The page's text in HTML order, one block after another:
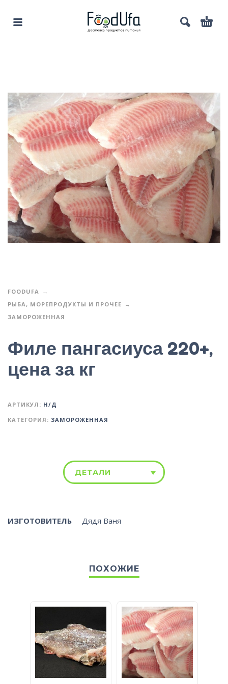
FOODUFA
РЫБА, МОРЕПРОДУКТЫ И ПРОЧЕЕ
ЗАМОРОЖЕННАЯ
Филе пангасиуса 220+,
цена за кг
АРТИКУЛ: Н/Д
КАТЕГОРИЯ: ЗАМОРОЖЕННАЯ
ДЕТАЛИ
ИЗГОТОВИТЕЛЬ Дядя Ваня
ПОХОЖИЕ